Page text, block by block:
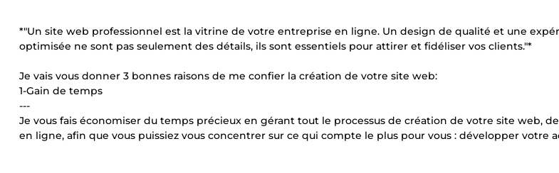
*"Un site web professionnel est la vitrine de votre entreprise en ligne. Un design de qualité et une
optimisée ne sont pas seulement des détails, ils sont essentiels pour attirer et fidéliser vos clients."*
Je vais vous donner 3 bonnes raisons de me confier la création de votre site web:
1-Gain de temps
---
Je vous fais économiser du temps précieux en gérant tout le processus de création de votre site web,
en ligne, afin que vous puissiez vous concentrer sur ce qui compte le plus pour vous : développer votre